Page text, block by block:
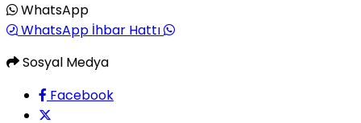
WhatsApp
WhatsApp İhbar Hattı
Sosyal Medya
Facebook